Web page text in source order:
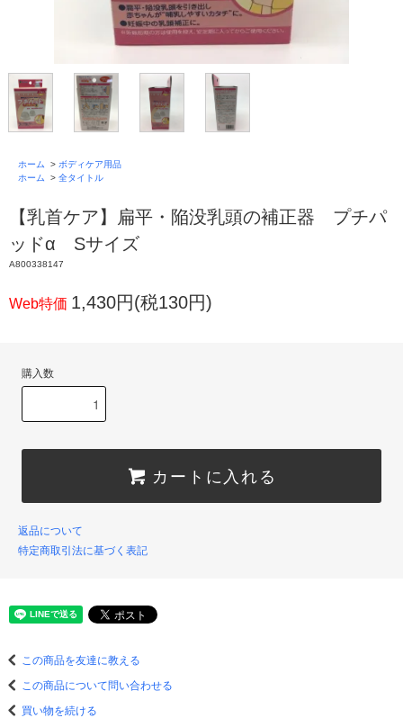
ホーム > ボディケア用品
ホーム
> 全タイトル
【乳首ケア】扁平・陥没乳頭の補正器 プチパ
ッドα Sサイズ
A800338147
Web特価 1,430円(税130円)
購入数
カートに入れる
返品について
特定商取引法に基づく表記
この商品を友達に教える
この商品について問い合わせる
買い物を続ける